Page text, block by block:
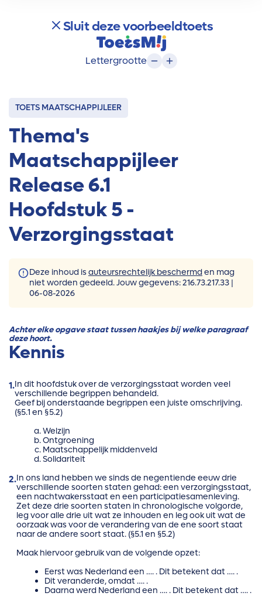
Sluit deze voorbeeldtoets
Lettergrootte
TOETS MAATSCHAPPIJLEER
Thema's
Maatschappijleer
Release 6.1
Hoofdstuk 5 -
Verzorgingsstaat
Deze inhoud isauteursrechtelijk beschermden mag
niet worden gedeeld. Jouw gegevens:216.73.217.33 |
06-08-2026
Achter elke opgave staat tussen haakjes bij welke paragraaf
deze hoort.
Kennis
1.In dit hoofdstuk over de verzorgingsstaat worden veel
verschillende begrippen behandeld.
Geef bij onderstaande begrippen een juiste omschrijving.
(§5.1 en §5.2)
Welzijn
Ontgroening
Maatschappelijk middenveld
Solidariteit
2.In ons land hebben we sinds de negentiende eeuw drie
verschillende soorten staten gehad: een verzorgingsstaat,
een nachtwakersstaat en een participatiesamenleving.
Zet deze drie soorten staten in chronologische volgorde,
leg voor alle drie uit wat ze inhouden en leg ook uit wat de
oorzaak was voor de verandering van de ene soort staat
naar de andere soort staat. (§5.1 en §5.2)
Maak hiervoor gebruik van de volgende opzet:
Eerst was Nederland een …. . Dit betekent dat …. .
Dit veranderde, omdat …. .
Daarna werd Nederland een …. . Dit betekent dat …. .